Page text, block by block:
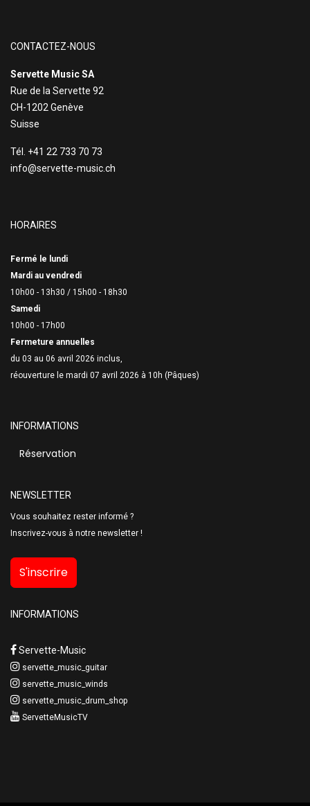
CONTACTEZ-NOUS
Servette Music SA
Rue de la Servette 92
CH-1202 Genève
Suisse
Tél. +41 22 733 70 73
info@servette-music.ch
HORAIRES
Fermé le lundi
Mardi au vendredi
10h00 - 13h30 / 15h00 - 18h30
Samedi
10h00 - 17h00
Fermeture annuelles
du 03 au 06 avril 2026 inclus,
réouverture le mardi 07 avril 2026 à 10h (Pâques)
INFORMATIONS
Réservation
NEWSLETTER
Vous souhaitez rester informé ?
Inscrivez-vous à notre newsletter !
S'inscrire
INFORMATIONS
Servette-Music
servette_music_guitar
servette_music_winds
servette_music_drum_shop
ServetteMusicTV